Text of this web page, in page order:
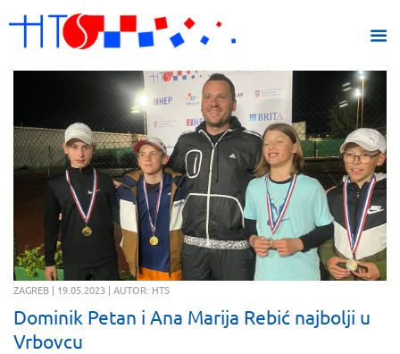
ZAGREB | 19.05.2023 | AUTOR: HTS
Dominik Petan i Ana Marija Rebić najbolji u
Vrbovcu